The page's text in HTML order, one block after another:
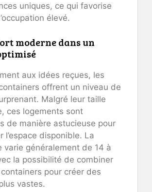
uniques, ce qui favorise
élevé.
moderne dans un
aux idées reçues, les
offrent un niveau de
Malgré leur taille
ces logements sont
de manière astucieuse pour
l’espace disponible. La
varie généralement de 14 à
la possibilité de combiner
pour créer des
vastes.